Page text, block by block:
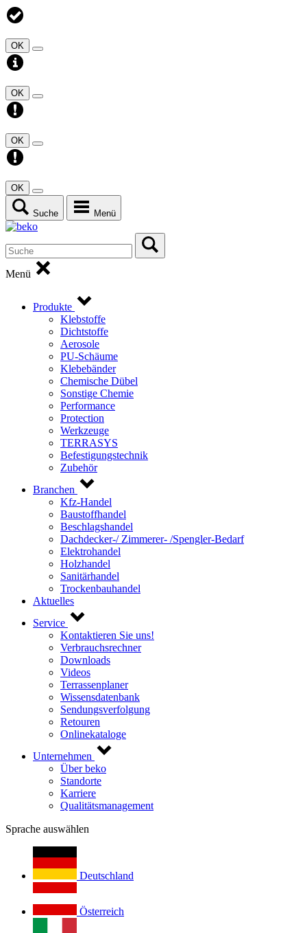
OK
OK
OK
OK
Suche Menü
Menü
Produkte
Klebstoffe
Dichtstoffe
Aerosole
PU-Schäume
Klebebänder
Chemische Dübel
Sonstige Chemie
Performance
Protection
Werkzeuge
TERRASYS
Befestigungstechnik
Zubehör
Branchen
Kfz-Handel
Baustoffhandel
Beschlagshandel
Dachdecker-/ Zimmerer- /Spengler-Bedarf
Elektrohandel
Holzhandel
Sanitärhandel
Trockenbauhandel
Aktuelles
Service
Kontaktieren Sie uns!
Verbrauchsrechner
Downloads
Videos
Terrassenplaner
Wissensdatenbank
Sendungsverfolgung
Retouren
Onlinekataloge
Unternehmen
Über beko
Standorte
Karriere
Qualitätsmanagement
Sprache auswählen
Deutschland
Österreich